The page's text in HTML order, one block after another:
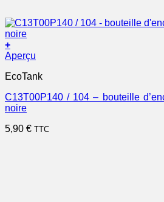
+
Aperçu
EcoTank
C13T00P140 / 104 – bouteille
noire
5,90 € TTC